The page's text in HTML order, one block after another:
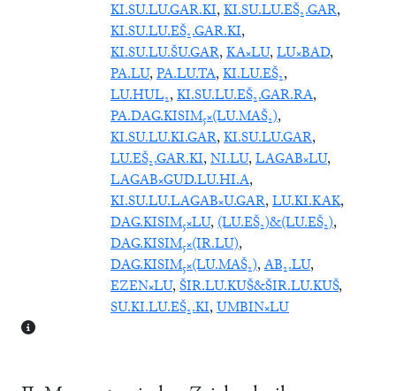
KI.SU.LU.GAR.KI,KI.SU.LU.EŠ₂.GAR,
KI.SU.LU.EŠ₂.GAR.KI,
KI.SU.LU.ŠU.GAR,KA×LU,LU×BAD,
PA.LU,PA.LU.TA,KI.LU.EŠ₂,
LU.HUL₂,KI.SU.LU.EŠ₂.GAR.RA,
PA.DAG.KISIM₅×(LU.MAŠ₂),
KI.SU.LU.KI.GAR,KI.SU.LU.GAR,
LU.EŠ₂.GAR.KI,NI.LU,LAGAB×LU,
LAGAB×GUD.LU.HI.A,
KI.SU.LU.LAGAB×U.GAR,LU.KI.KAK,
DAG.KISIM₅×LU,(LU.EŠ₂)&(LU.EŠ₂),
DAG.KISIM₅×(IR.LU),
DAG.KISIM₅×(LU.MAŠ₂),AB₂.LU,
EZEN×LU,ŠIR.LU.KUŠ&ŠIR.LU.KUŠ,
SU.KI.LU.EŠ₂.KI,UMBIN×LU